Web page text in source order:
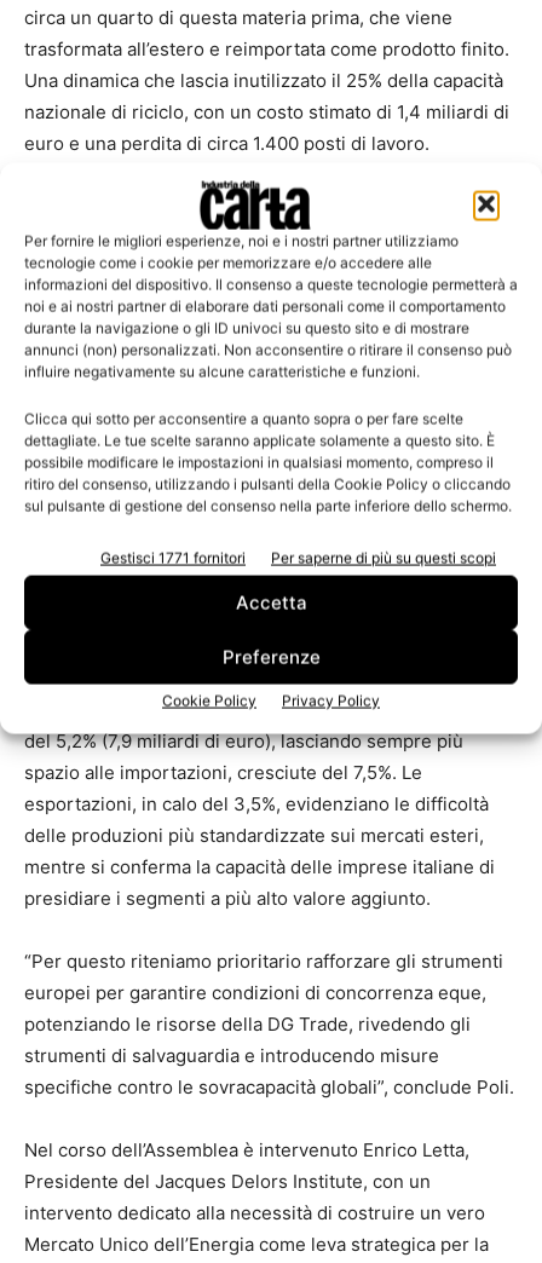
Per fornire le migliori esperienze, noi e i nostri partner utilizziamo
tecnologie come i cookie per memorizzare e/o accedere alle
informazioni del dispositivo. Il consenso a queste tecnologie permetterà a
noi e ai nostri partner di elaborare dati personali come il comportamento
durante la navigazione o gli ID univoci su questo sito e di mostrare
annunci (non) personalizzati. Non acconsentire o ritirare il consenso può
influire negativamente su alcune caratteristiche e funzioni.
Clicca qui sotto per acconsentire a quanto sopra o per fare scelte
dettagliate. Le tue scelte saranno applicate solamente a questo sito. È
possibile modificare le impostazioni in qualsiasi momento, compreso il
ritiro del consenso, utilizzando i pulsanti della Cookie Policy o cliccando
sul pulsante di gestione del consenso nella parte inferiore dello schermo.
Gestisci 1771 fornitori Per saperne di più su questi scopi
Accetta
Preferenze
Cookie Policy Privacy Policy
circa un quarto di questa materia prima, che viene
trasformata all’estero e reimportata come prodotto finito.
Una dinamica che lascia inutilizzato il 25% della capacità
nazionale di riciclo, con un costo stimato di 1,4 miliardi di
euro e una perdita di circa 1.400 posti di lavoro.
“È urgente introdurre un meccanismo di titoli per gli
utilizzatori di carta da riciclare, che valorizzi i benefici
derivanti dall’impiego di materia prima riciclata in termini
di minori consumi energetici e riduzione delle emissioni
climalteranti. Tali titoli, assegnati agli impianti in
proporzione alla quantità di carta riciclata immessa sul
raggiungimento degli obiettivi di decarbonizzazione.
Occorre mettere circolarità e decarbonizzazione al centro
della politica economica, in linea con quanto previsto dal
Circular Economy Act”, prosegue Poli.
La crescente pressione competitiva internazionale è
confermata anche dai dati del 2025. Nel 2025 i consumi
nazionali sono aumentati del 3,3%, raggiungendo 10
milioni di tonnellate, mentre la produzione si è ridotta del
2,2% (7,8 milioni di tonnellate) e il fatturato è diminuito
del 5,2% (7,9 miliardi di euro), lasciando sempre più
spazio alle importazioni, cresciute del 7,5%. Le
esportazioni, in calo del 3,5%, evidenziano le difficoltà
delle produzioni più standardizzate sui mercati esteri,
mentre si conferma la capacità delle imprese italiane di
presidiare i segmenti a più alto valore aggiunto.
“Per questo riteniamo prioritario rafforzare gli strumenti
europei per garantire condizioni di concorrenza eque,
potenziando le risorse della DG Trade, rivedendo gli
strumenti di salvaguardia e introducendo misure
specifiche contro le sovracapacità globali”, conclude Poli.
Nel corso dell’Assemblea è intervenuto Enrico Letta,
Presidente del Jacques Delors Institute, con un
intervento dedicato alla necessità di costruire un vero
Mercato Unico dell’Energia come leva strategica per la